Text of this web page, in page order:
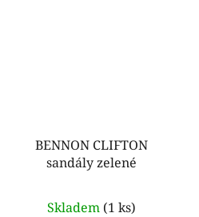
BENNON CLIFTON
sandály zelené
Skladem (1 ks)